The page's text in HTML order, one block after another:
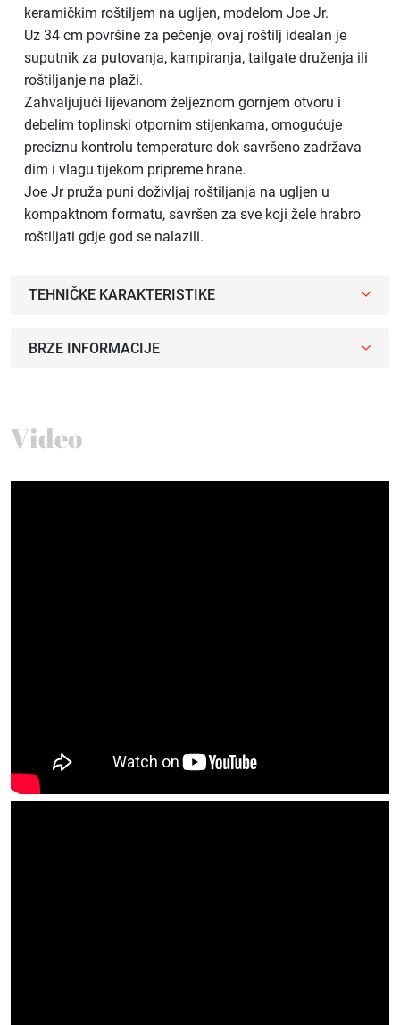
keramičkim roštiljem na ugljen, modelom Joe Jr.
Uz 34 cm površine za pečenje, ovaj roštilj idealan je
suputnik za putovanja, kampiranja, tailgate druženja ili
roštiljanje na plaži.
Zahvaljujući lijevanom željeznom gornjem otvoru i
debelim toplinski otpornim stijenkama, omogućuje
preciznu kontrolu temperature dok savršeno zadržava
dim i vlagu tijekom pripreme hrane.
Joe Jr pruža puni doživljaj roštiljanja na ugljen u
kompaktnom formatu, savršen za sve koji žele hrabro
roštiljati gdje god se nalazili.
TEHNIČKE KARAKTERISTIKE
BRZE INFORMACIJE
Video